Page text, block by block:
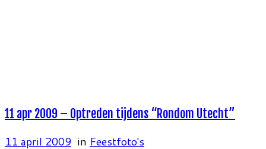
11 apr 2009 – Optreden tijdens “Rondom Utecht”
11 april 2009 in Feestfoto's